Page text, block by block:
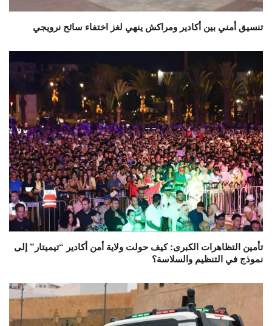
تنسيق أمني بين أكادير ومراكش ينهي لغز اختفاء سائح نرويجي
تأمين التظاهرات الكبرى: كيف حولت ولاية أمن أكادير “تيميتار” إلى
نموذج في التنظيم والسلاسة؟